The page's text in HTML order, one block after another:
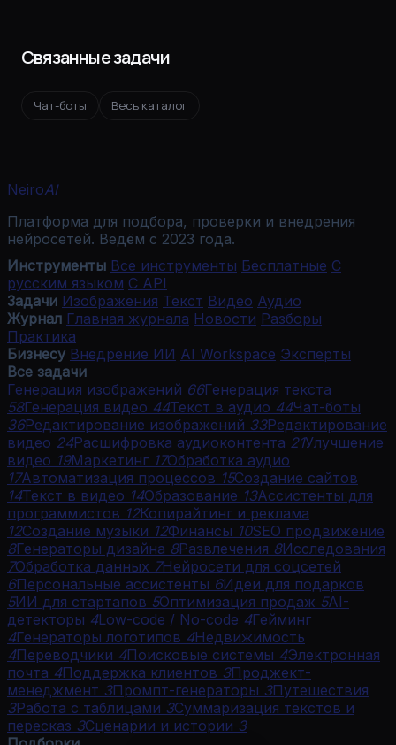
Связанные задачи
Чат-боты Весь каталог
NeiroAI
Платформа для подбора, проверки и внедрения
нейросетей. Ведём с 2023 года.
Инструменты Все инструменты Бесплатные С
русским языком С API
Задачи Изображения Текст Видео Аудио
Журнал Главная журнала Новости Разборы
Практика
Бизнесу Внедрение ИИ AI Workspace Эксперты
Все задачи
Генерация изображений 66Генерация текста
58Генерация видео 44Текст в аудио 44Чат-боты
36Редактирование изображений 33Редактирование
видео 24Расшифровка аудиоконтента 21Улучшение
видео 19Маркетинг 17Обработка аудио
17Автоматизация процессов 15Создание сайтов
14Текст в видео 14Образование 13Ассистенты для
программистов 12Копирайтинг и реклама
12Создание музыки 12Финансы 10SEO продвижение
8Генераторы дизайна 8Развлечения 8Исследования
7Обработка данных 7Нейросети для соцсетей
6Персональные ассистенты 6Идеи для подарков
5ИИ для стартапов 5Оптимизация продаж 5AI-
детекторы 4Low-code / No-code 4Гейминг
4Генераторы логотипов 4Недвижимость
4Переводчики 4Поисковые системы 4Электронная
почта 4Поддержка клиентов 3Проджект-
менеджмент 3Промпт-генераторы 3Путешествия
3Работа с таблицами 3Суммаризация текстов и
пересказ 3Сценарии и истории 3